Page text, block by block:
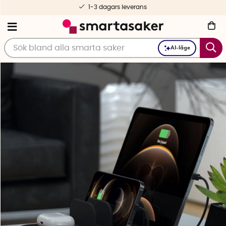
AI-läge
Fri frakt fr. 499 kr